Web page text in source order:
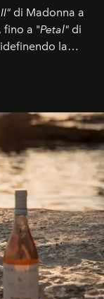
di Madonna a
fino a "Petal" di
la